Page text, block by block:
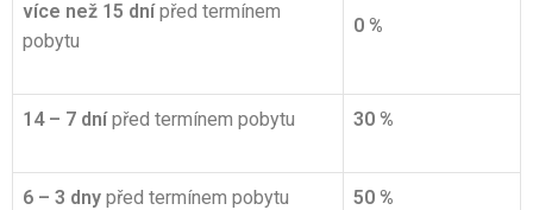
více než 15 dnípřed termínem
pobytu
0 %
14 – 7 dnípřed termínem pobytu 30 %
6 – 3 dny před termínem pobytu 50 %